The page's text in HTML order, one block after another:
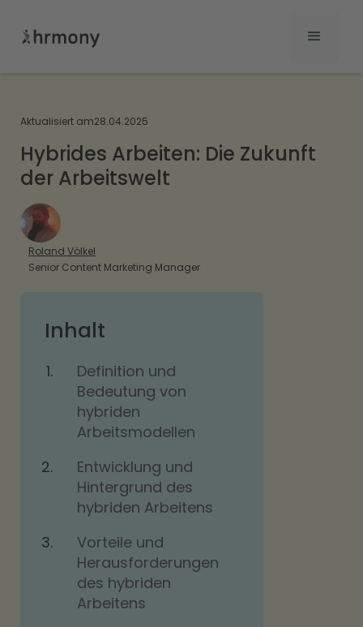
Aktualisiert am28.04.2025
Hybrides Arbeiten: Die Zukunft
der Arbeitswelt
Roland Völkel
Senior Content Marketing Manager
Inhalt
Definition und
Bedeutung von
hybriden
Arbeitsmodellen
Entwicklung und
Hintergrund des
hybriden Arbeitens
Vorteile und
Herausforderungen
des hybriden
Arbeitens